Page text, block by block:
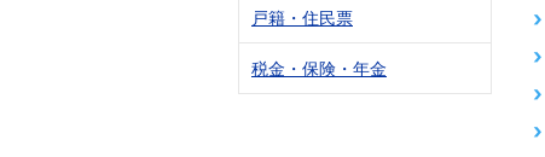
戸籍・住民票
税金・保険・年金